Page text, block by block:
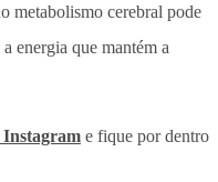
metabolismo cerebral pode
energia que mantém a
Instagram e fique por dentro